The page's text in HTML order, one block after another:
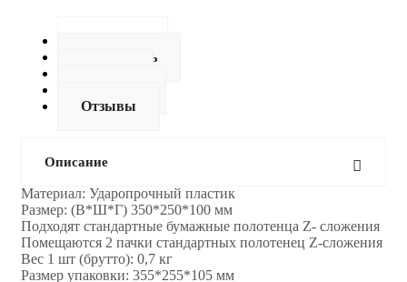
Как купить
Отзывы
Описание
Материал: Ударопрочный пластик
Размер: (В*Ш*Г) 350*250*100 мм
Подходят стандартные бумажные полотенца Z- сложения
Помещаются 2 пачки стандартных полотенец Z-сложения
Вес 1 шт (брутто): 0,7 кг
Размер упаковки: 355*255*105 мм